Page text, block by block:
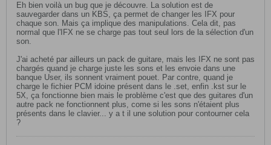
Eh bien voilà un bug que je découvre. La solution est de
sauvegarder dans un KBS, ça permet de changer les IFX pour
chaque son. Mais ça implique des manipulations. Cela dit, pas
normal que l'IFX ne se charge pas tout seul lors de la sélection d'un
son.
J'ai acheté par ailleurs un pack de guitare, mais les IFX ne sont pas
chargés quand je charge juste les sons et les envoie dans une
banque User, ils sonnent vraiment pouet. Par contre, quand je
charge le fichier PCM idoine présent dans le .set, enfin .kst sur le
5X, ça fonctionne bien mais le problème c'est que des guitares d'un
autre pack ne fonctionnent plus, come si les sons n'étaient plus
présents dans le clavier... y a t il une solution pour contourner cela
?